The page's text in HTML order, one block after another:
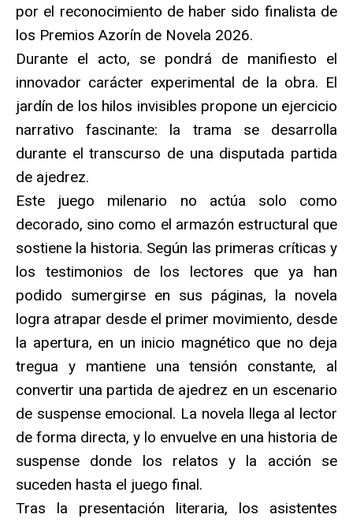
por el reconocimiento de haber sido finalista de
los Premios Azorín de Novela 2026.
Durante el acto, se pondrá de manifiesto el
innovador carácter experimental de la obra. El
jardín de los hilos invisibles propone un ejercicio
narrativo fascinante: la trama se desarrolla
durante el transcurso de una disputada partida
de ajedrez.
Este juego milenario no actúa solo como
decorado, sino como el armazón estructural que
sostiene la historia. Según las primeras críticas y
los testimonios de los lectores que ya han
podido sumergirse en sus páginas, la novela
logra atrapar desde el primer movimiento, desde
la apertura, en un inicio magnético que no deja
tregua y mantiene una tensión constante, al
convertir una partida de ajedrez en un escenario
de suspense emocional. La novela llega al lector
de forma directa, y lo envuelve en una historia de
suspense donde los relatos y la acción se
suceden hasta el juego final.
Tras la presentación literaria, los asistentes